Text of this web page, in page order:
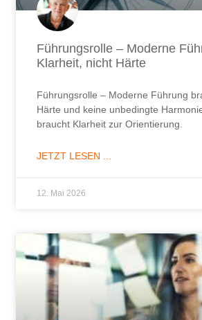
Führungsrolle – Moderne
Klarheit, nicht Härte
Führungsrolle – Moderne Führung
Härte und keine unbedingte
braucht Klarheit zur Orientierung.
JETZT LESEN ...
12. Mai 2026